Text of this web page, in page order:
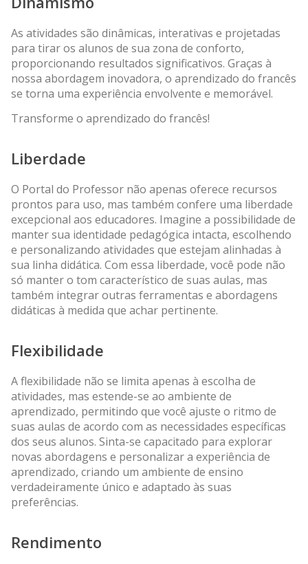
As atividades são dinâmicas, interativas e projetadas
para tirar os alunos de sua zona de conforto,
proporcionando resultados significativos. Graças à
nossa abordagem inovadora, o aprendizado do francês
se torna uma experiência envolvente e memorável.
Transforme o aprendizado do francês!
Liberdade
O Portal do Professor não apenas oferece recursos
prontos para uso, mas também confere uma liberdade
excepcional aos educadores. Imagine a possibilidade de
manter sua identidade pedagógica intacta, escolhendo
e personalizando atividades que estejam alinhadas à
sua linha didática. Com essa liberdade, você pode não
só manter o tom característico de suas aulas, mas
também integrar outras ferramentas e abordagens
didáticas à medida que achar pertinente.
Flexibilidade
A flexibilidade não se limita apenas à escolha de
atividades, mas estende-se ao ambiente de
aprendizado, permitindo que você ajuste o ritmo de
suas aulas de acordo com as necessidades específicas
dos seus alunos. Sinta-se capacitado para explorar
novas abordagens e personalizar a experiência de
aprendizado, criando um ambiente de ensino
verdadeiramente único e adaptado às suas
preferências.
Rendimento